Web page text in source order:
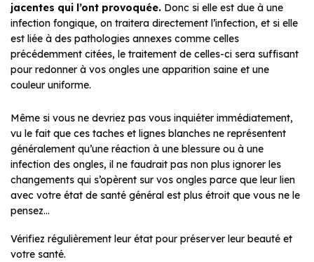
jacentes qui l’ont provoquée. Donc si elle est due à une
infection fongique, on traitera directement l’infection, et si elle
est liée à des pathologies annexes comme celles
précédemment citées, le traitement de celles-ci sera suffisant
pour redonner à vos ongles une apparition saine et une
couleur uniforme.
Même si vous ne devriez pas vous inquiéter immédiatement,
vu le fait que ces taches et lignes blanches ne représentent
généralement qu’une réaction à une blessure ou à une
infection des ongles, il ne faudrait pas non plus ignorer les
changements qui s’opèrent sur vos ongles parce que leur lien
avec votre état de santé général est plus étroit que vous ne le
pensez…
Vérifiez régulièrement leur état pour préserver leur beauté et
votre santé.